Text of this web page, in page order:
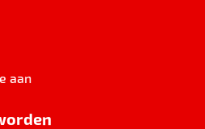
aan